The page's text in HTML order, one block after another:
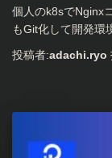
個人のk8sでNginx
もGit化して開発環
投稿者:adachi.ryo